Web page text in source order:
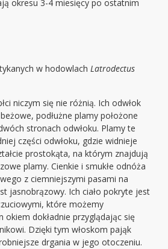
okresu 3-4 miesięcy po ostatnim
w hodowlachLatrodectus
niczym się nie różnią. Ich odwłok
podłużne plamy położone
stronach odwłoku. Plamy te
części odwłoku, gdzie widnieje
prostokąta, na którym znajdują
plamy. Cienkie i smukłe odnóża
z ciemniejszymi pasami na
jasnobrązowy. Ich ciało pokryte jest
które możemy
okiem dokładnie przyglądając się
Dzięki tym włoskom pająk
drgania w jego otoczeniu.